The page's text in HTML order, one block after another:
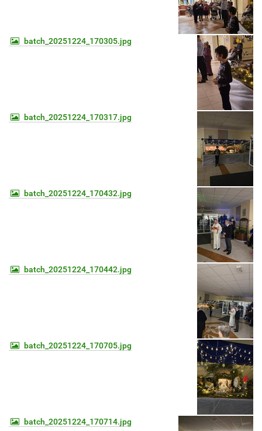
batch_20251224_170305.jpg
batch_20251224_170317.jpg
batch_20251224_170432.jpg
batch_20251224_170442.jpg
batch_20251224_170705.jpg
batch_20251224_170714.jpg